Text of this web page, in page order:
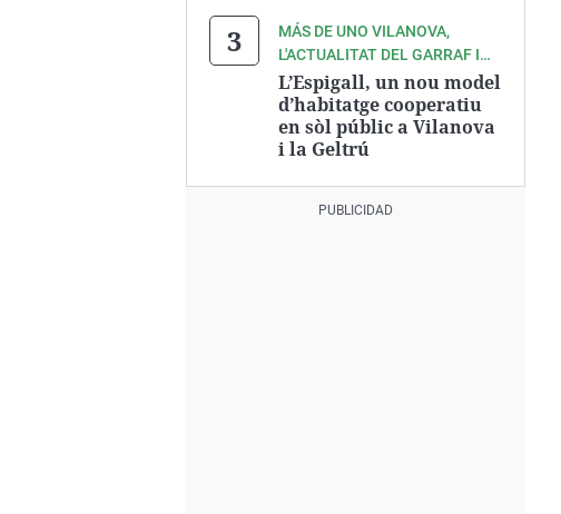
MÁS DE UNO VILANOVA,
L'ACTUALITAT DEL GARRAF I
L'ALT PENEDÈS A ONDA CERO
L’Espigall, un nou model
d’habitatge cooperatiu
en sòl públic a Vilanova
i la Geltrú